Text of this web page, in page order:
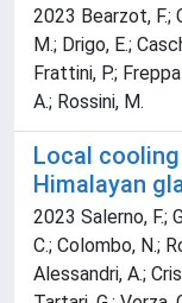
2023 Bearzot, F.;
M.; Drigo, E.;
Frattini, P.;
A.; Rossini, M.
Local
Himalayan
2023 Salerno, F.;
C.; Colombo, N.;
Alessandri, A.;